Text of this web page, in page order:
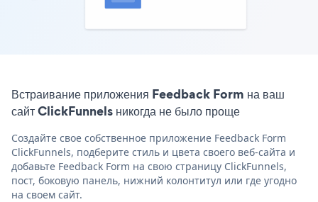
Встраивание приложения Feedback Form на ваш
сайт ClickFunnels никогда не было проще
Создайте свое собственное приложение Feedback Form
ClickFunnels, подберите стиль и цвета своего веб-сайта и
добавьте Feedback Form на свою страницу ClickFunnels,
пост, боковую панель, нижний колонтитул или где угодно
на своем сайт.